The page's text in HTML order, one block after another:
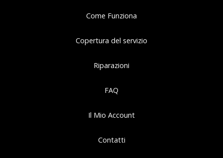
Come Funziona
Copertura del servizio
Riparazioni
FAQ
Il Mio Account
Contatti